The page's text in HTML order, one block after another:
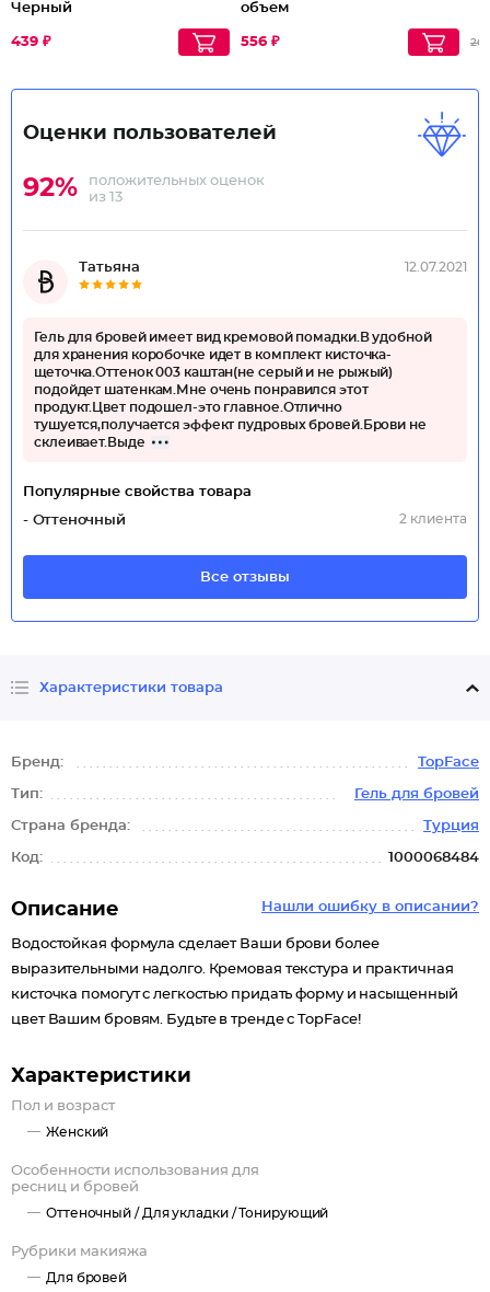
Черный
439 ₽
объем
556 ₽ 268
Оценки пользователей
92%
положительных оценок
из 13
Татьяна 12.07.2021
Гель для бровей имеет вид кремовой помадки.В удобной
для хранения коробочке идет в комплект кисточка-
щеточка.Оттенок 003 каштан(не серый и не рыжый)
подойдет шатенкам.Мне очень понравился этот
продукт.Цвет подошел-это главное.Отлично
тушуется,получается эффект пудровых бровей.Брови не
склеивает.Выде
Популярные свойства товара
- Оттеночный
2 клиента
Все отзывы
Характеристики товара
Бренд: TopFace
Тип: Гель для бровей
Страна бренда: Турция
Код: 1000068484
Нашли ошибку в описании?
Описание
Водостойкая формула сделает Ваши брови более
выразительными надолго. Кремовая текстура и практичная
кисточка помогут с легкостью придать форму и насыщенный
цвет Вашим бровям. Будьте в тренде с TopFace!
Характеристики
Пол и возраст
Женский
Особенности использования для
ресниц и бровей
Оттеночный / Для укладки /Тонирующий
Рубрики макияжа
Для бровей